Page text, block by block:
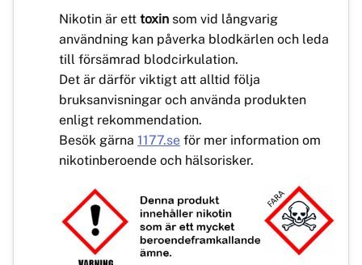
Nikotin är ett toxin som vid långvarig
användning kan påverka blodkärlen och leda
till försämrad blodcirkulation.
Det är därför viktigt att alltid följa
bruksanvisningar och använda produkten
enligt rekommendation.
Besök gärna 1177.se för mer information om
nikotinberoende och hälsorisker.